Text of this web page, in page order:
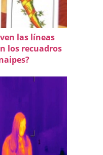
las líneas
los recuadros